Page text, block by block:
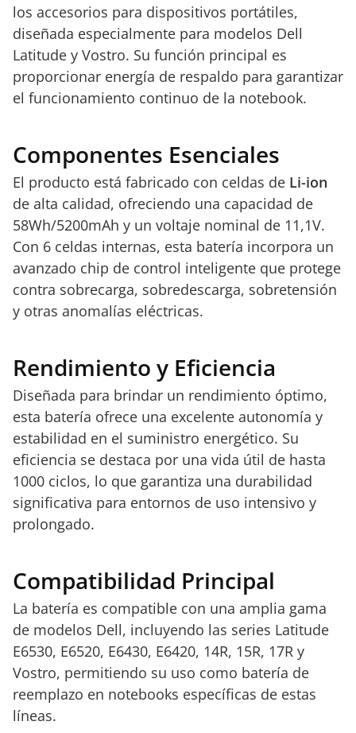
los accesorios para dispositivos portátiles,
diseñada especialmente para modelos Dell
Latitude y Vostro. Su función principal es
proporcionar energía de respaldo para garantizar
el funcionamiento continuo de la notebook.
Componentes Esenciales
El producto está fabricado con celdas de Li-ion
de alta calidad, ofreciendo una capacidad de
58Wh/5200mAh y un voltaje nominal de 11,1V.
Con 6 celdas internas, esta batería incorpora un
avanzado chip de control inteligente que protege
contra sobrecarga, sobredescarga, sobretensión
y otras anomalías eléctricas.
Rendimiento y Eficiencia
Diseñada para brindar un rendimiento óptimo,
esta batería ofrece una excelente autonomía y
estabilidad en el suministro energético. Su
eficiencia se destaca por una vida útil de hasta
1000 ciclos, lo que garantiza una durabilidad
significativa para entornos de uso intensivo y
prolongado.
Compatibilidad Principal
La batería es compatible con una amplia gama
de modelos Dell, incluyendo las series Latitude
E6530, E6520, E6430, E6420, 14R, 15R, 17R y
Vostro, permitiendo su uso como batería de
reemplazo en notebooks específicas de estas
líneas.